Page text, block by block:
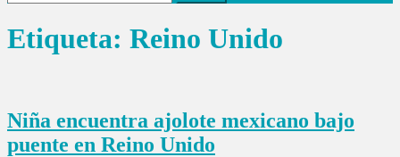
Etiqueta: Reino Unido
Niña encuentra ajolote mexicano bajo
puente en Reino Unido